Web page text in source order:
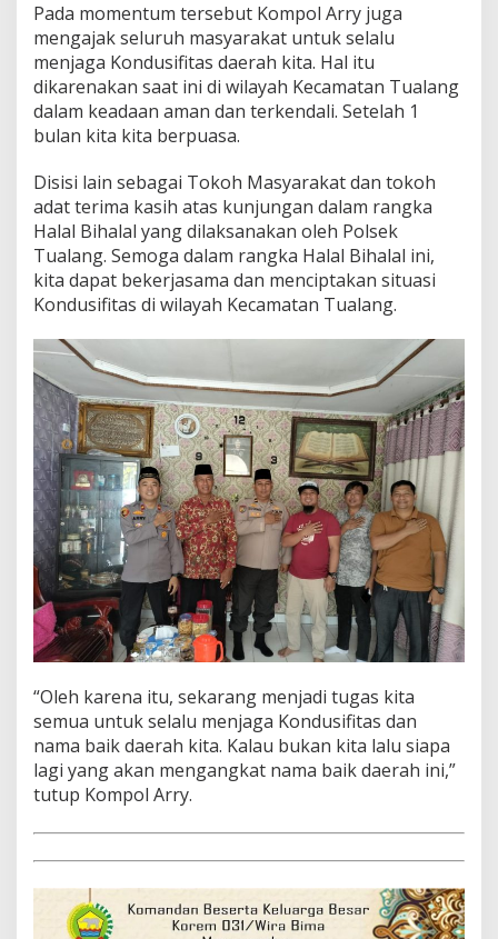
Pada momentum tersebut Kompol Arry juga
mengajak seluruh masyarakat untuk selalu
menjaga Kondusifitas daerah kita. Hal itu
dikarenakan saat ini di wilayah Kecamatan Tualang
dalam keadaan aman dan terkendali. Setelah 1
bulan kita kita berpuasa.
Disisi lain sebagai Tokoh Masyarakat dan tokoh
adat terima kasih atas kunjungan dalam rangka
Halal Bihalal yang dilaksanakan oleh Polsek
Tualang. Semoga dalam rangka Halal Bihalal ini,
kita dapat bekerjasama dan menciptakan situasi
Kondusifitas di wilayah Kecamatan Tualang.
“Oleh karena itu, sekarang menjadi tugas kita
semua untuk selalu menjaga Kondusifitas dan
nama baik daerah kita. Kalau bukan kita lalu siapa
lagi yang akan mengangkat nama baik daerah ini,”
tutup Kompol Arry.